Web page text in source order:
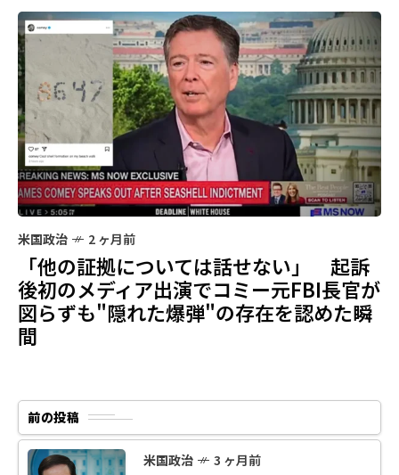
米国政治 2 ヶ月前
「他の証拠については話せない」 起訴
後初のメディア出演でコミー元FBI長官が
図らずも"隠れた爆弾"の存在を認めた瞬
間
前の投稿
米国政治 3 ヶ月前